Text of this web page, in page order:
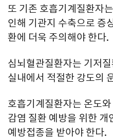
또 기존 호흡기계질환자
인해 기관지 수축으로 증
환에 더욱 주의해야 한다.
심뇌혈관질환자는 기저
실내에서 적절한 강도의
호흡기계질환자는 온도
감염 질환 예방을 위한
예방접종을 받아야 한다.